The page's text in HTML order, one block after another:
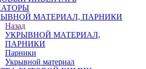
МАТЕРИАЛ, ПАРНИКИ
Назад
УКРЫВНОЙ МАТЕРИАЛ,
ПАРНИКИ
Парники
Укрывной материал